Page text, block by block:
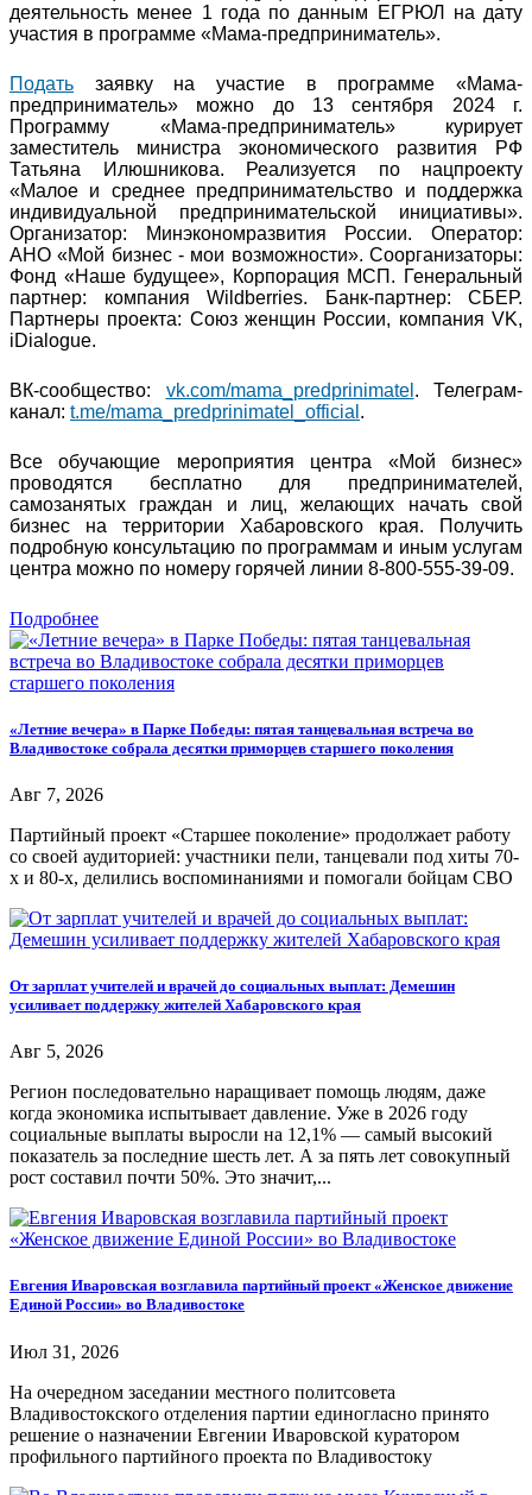
деятельность менее 1 года по данным ЕГРЮЛ на дату
участия в программе «Мама-предприниматель».
Подать заявку на участие в программе «Мама-
предприниматель» можно до 13 сентября 2024 г.
Программу «Мама-предприниматель» курирует
заместитель министра экономического развития РФ
Татьяна Илюшникова. Реализуется по нацпроекту
«Малое и среднее предпринимательство и поддержка
индивидуальной предпринимательской инициативы».
Организатор: Минэкономразвития России. Оператор:
АНО «Мой бизнес - мои возможности». Соорганизаторы:
Фонд «Наше будущее», Корпорация МСП. Генеральный
партнер: компания Wildberries. Банк-партнер: СБЕР.
Партнеры проекта: Союз женщин России, компания VK,
iDialogue.
ВК-сообщество: vk.com/mama_predprinimatel . Телеграм-
канал: t.me/mama_predprinimatel_official .
Все обучающие мероприятия центра «Мой бизнес»
проводятся бесплатно для предпринимателей,
самозанятых граждан и лиц, желающих начать свой
бизнес на территории Хабаровского края. Получить
подробную консультацию по программам и иным услугам
центра можно по номеру горячей линии 8-800-555-39-09.
Подробнее
«Летние вечера» в Парке Победы: пятая танцевальная встреча во
Владивостоке собрала десятки приморцев старшего поколения
Авг 7, 2026
Партийный проект «Старшее поколение» продолжает работу
со своей аудиторией: участники пели, танцевали под хиты 70-
х и 80-х, делились воспоминаниями и помогали бойцам СВО
От зарплат учителей и врачей до социальных выплат: Демешин
усиливает поддержку жителей Хабаровского края
Авг 5, 2026
Регион последовательно наращивает помощь людям, даже
когда экономика испытывает давление. Уже в 2026 году
социальные выплаты выросли на 12,1% — самый высокий
показатель за последние шесть лет. А за пять лет совокупный
рост составил почти 50%. Это значит,...
Евгения Иваровская возглавила партийный проект «Женское движение
Единой России» во Владивостоке
Июл 31, 2026
На очередном заседании местного политсовета
Владивостокского отделения партии единогласно принято
решение о назначении Евгении Иваровской куратором
профильного партийного проекта по Владивостоку